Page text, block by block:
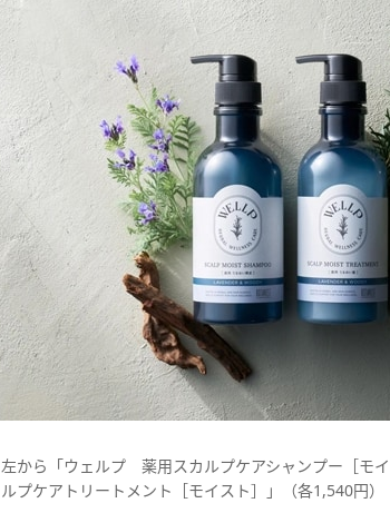
左から「ウェルプ 薬用スカルプケアシャンプー［モ
ルプケアトリートメント［モイスト］」（各1,540円）